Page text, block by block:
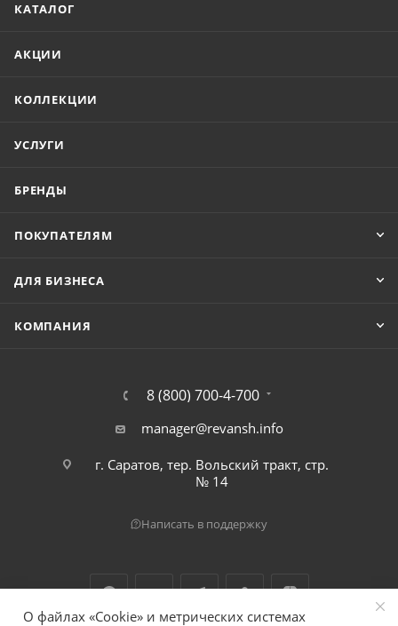
КАТАЛОГ
АКЦИИ
КОЛЛЕКЦИИ
УСЛУГИ
БРЕНДЫ
ПОКУПАТЕЛЯМ
ДЛЯ БИЗНЕСА
КОМПАНИЯ
8 (800) 700-4-700
manager@revansh.info
г. Саратов, тер. Вольский тракт, стр.
№ 14
Написать в поддержку
О файлах «Cookie» и метрических системах